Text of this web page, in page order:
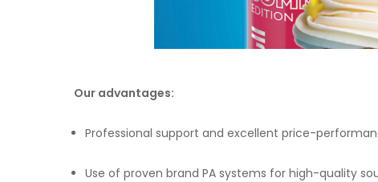
Our advantages:
Professional support and excellent price-
Use of proven brand PA systems for high-quality